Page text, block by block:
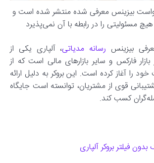
بیزینس معرفی شده منتشر شده است و
مسئولیتی را در رابطه با آن نمی‌پذیرد
بیزینس رسانه مدیاتی، آلپاری یکی از
فارکس و سایر بازارهای مالی است که از
فعالیت خود را آغاز کرده است. این بروکر به دلیل ارائه
قوی از مشتریان، توانسته است جایگاه
کسب کند.
بدون فیلتر بروکر آلپاری